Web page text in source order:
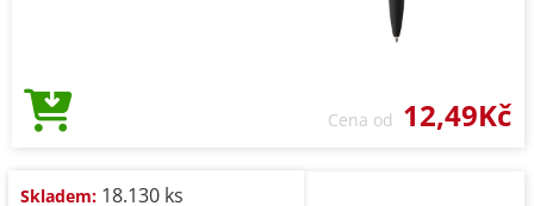
Cena od 12,49Kč
Skladem: 18.130 ks